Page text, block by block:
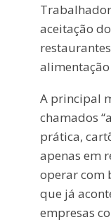
aceitação
A principal
chamados
prática,
apenas em
operar com
que já
empresas